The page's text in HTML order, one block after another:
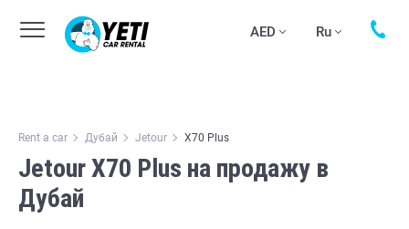
AED Ru
Rent a car Дубай Jetour X70 Plus
Jetour X70 Plus на продажу в
Дубай